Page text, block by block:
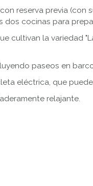
reserva previa (con
dos cocinas para
cultivan la variedad
paseos en
eléctrica, que
relajante.